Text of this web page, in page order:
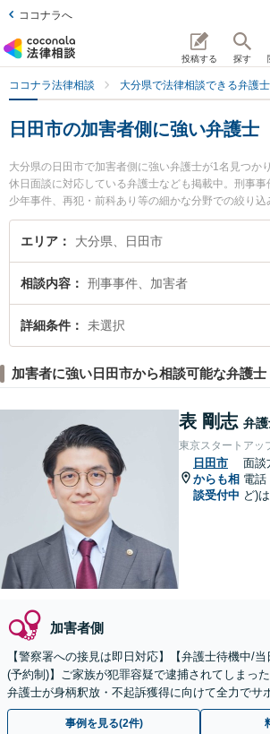
ココナラへ
投稿する 探す
ココナラ法律相談 大分県で法律相談できる弁護士
日田市の加害者側に強い弁護士
大分県の日田市で加害者側に強い弁護士が1名見つか
休日面談に対応している弁護士なども掲載中。刑事
少年事件、再犯・前科あり等の細かな分野での絞り込
特に弁護士法人おおいた市民総合法律事務所 日田事
フィール情報や弁護士費用、強みなどが注目されてい
加害者側を法律相談できる日田市内の弁護士に相談予
の相談者さんにおすすめです。
エリア 大分県、日田市
相談内容 刑事事件、加害者
詳細条件 未選択
加害者に強い日田市から相談可能な弁護士
表 剛志 弁
東京スタートアッ
日田市
からも相
談受付中
面談
電話
ど)
加害者側
【警察署への接見は即日対応】【弁護士待機中/
(予約制)】ご家族が犯罪容疑で逮捕されてしまっ
弁護士が身柄釈放・不起訴獲得に向けて全力でサ
月100名以上の相談実績】【全国対応】
事例を見る(2件)